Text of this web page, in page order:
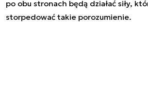
po obu stronach będą działać siły,
storpedować takie porozumienie.